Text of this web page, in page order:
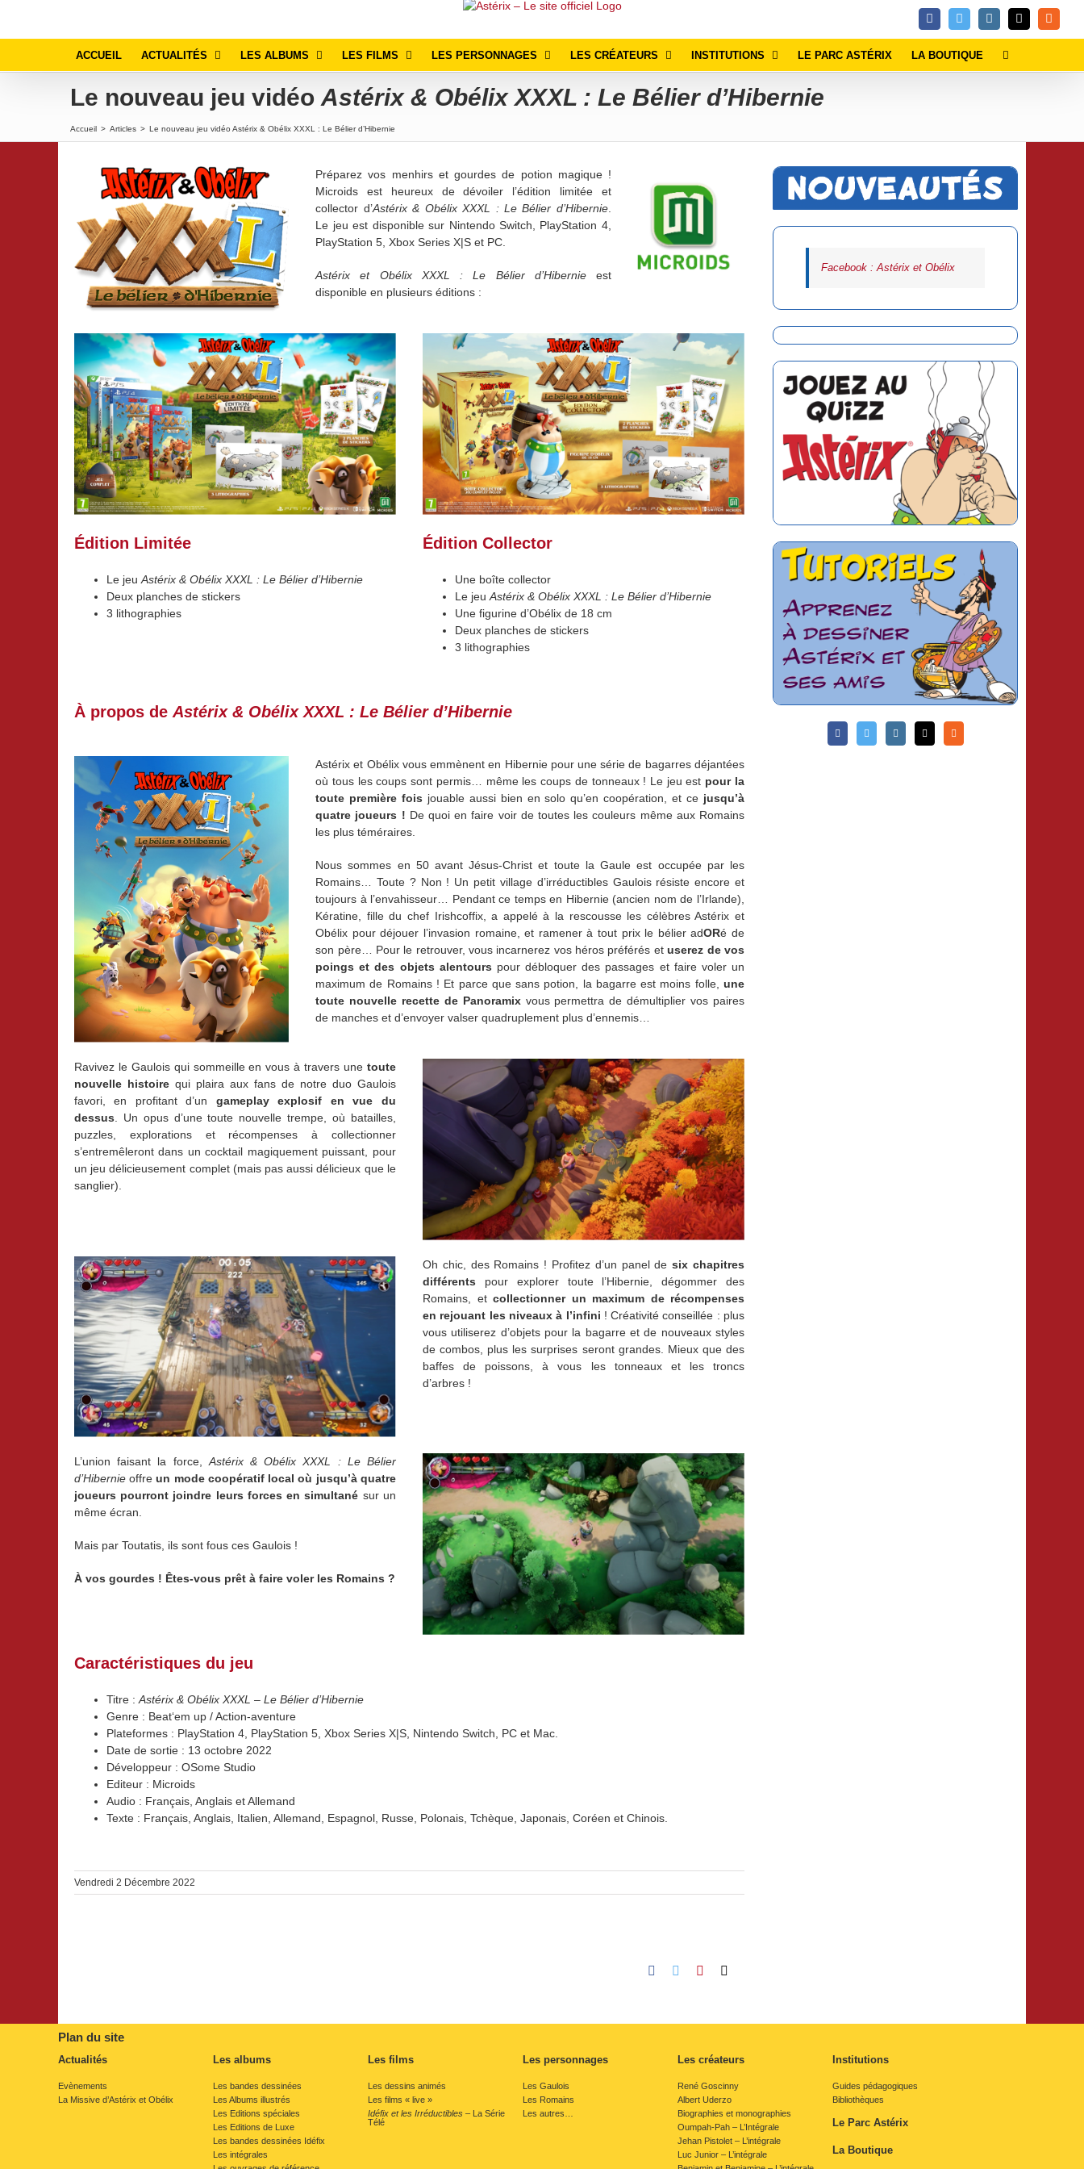
contenu
FacebookTwitterInstagramEmailRss
ACCUEIL ACTUALITÉS LES ALBUMS LES FILMS LES PERSONNAGES LES CRÉATEURS INSTITUTIONS LE PARC ASTÉRIX LA BOUTIQUE
Le nouveau jeu vidéo Astérix & Obélix XXXL : Le Bélier d’Hibernie
Accueil > Articles > Le nouveau jeu vidéo Astérix & Obélix XXXL : Le Bélier d’Hibernie
Préparez vos menhirs et gourdes de potion magique !
Microids est heureux de dévoiler l’édition limitée et
collector d’Astérix & Obélix XXXL : Le Bélier d’Hibernie.
Le jeu est disponible sur Nintendo Switch, PlayStation 4,
PlayStation 5, Xbox Series X|S et PC.
Astérix et Obélix XXXL : Le Bélier d’Hibernieest
disponible en plusieurs éditions :
Édition Limitée
Le jeu Astérix & Obélix XXXL : Le Bélier d’Hibernie
Deux planches de stickers
3 lithographies
Édition Collector
Une boîte collector
Le jeuAstérix & Obélix XXXL : Le Bélier d’Hibernie
Une figurine d’Obélix de 18 cm
Deux planches de stickers
3 lithographies
À propos de Astérix & Obélix XXXL : Le Bélier d’Hibernie
Astérix et Obélix vous emmènent en Hibernie pour une série de bagarres déjantées
où tous les coups sont permis… même les coups de tonneaux ! Le jeu est pour la
toute première fois jouable aussi bien en solo qu’en coopération, et ce jusqu’à
quatre joueurs ! De quoi en faire voir de toutes les couleurs même aux Romains
les plus téméraires.
Nous sommes en 50 avant Jésus-Christ et toute la Gaule est occupée par les
Romains… Toute ? Non ! Un petit village d’irréductibles Gaulois résiste encore et
toujours à l’envahisseur… Pendant ce temps en Hibernie (ancien nom de l’Irlande),
Kératine, fille du chef Irishcoffix, a appelé à la rescousse les célèbres Astérix et
Obélix pour déjouer l’invasion romaine, et ramener à tout prix le bélier adORé de
son père… Pour le retrouver, vous incarnerez vos héros préférés etuserez de vos
poings et des objets alentours pour débloquer des passages et faire voler un
maximum de Romains ! Et parce que sans potion, la bagarre est moins folle, une
toute nouvelle recette de Panoramix vous permettra de démultiplier vos paires
de manches et d’envoyer valser quadruplement plus d’ennemis…
Ravivez le Gaulois qui sommeille en vous à travers une toute
nouvelle histoire qui plaira aux fans de notre duo Gaulois
favori, en profitant d’un gameplay explosif en vue du
dessus. Un opus d’une toute nouvelle trempe, où batailles,
puzzles, explorations et récompenses à collectionner
s’entremêleront dans un cocktail magiquement puissant, pour
un jeu délicieusement complet (mais pas aussi délicieux que le
sanglier).
Oh chic, des Romains ! Profitez d’un panel desix chapitres
différents pour explorer toute l’Hibernie, dégommer des
Romains, etcollectionner un maximum de récompenses
en rejouant les niveaux à l’infini ! Créativité conseillée : plus
vous utiliserez d’objets pour la bagarre et de nouveaux styles
de combos, plus les surprises seront grandes. Mieux que des
baffes de poissons, à vous les tonneaux et les troncs
d’arbres !
L’union faisant la force,Astérix & Obélix XXXL : Le Bélier
d’Hibernie offreun mode coopératif local où jusqu’à quatre
joueurs pourront joindre leurs forces en simultané sur un
même écran.
Mais par Toutatis, ils sont fous ces Gaulois !
À vos gourdes ! Êtes-vous prêt à faire voler les Romains ?
Caractéristiques du jeu
Titre : Astérix & Obélix XXXL – Le Bélier d’Hibernie
Genre : Beat‘em up / Action-aventure
Plateformes : PlayStation 4, PlayStation 5, Xbox Series X|S, Nintendo Switch, PC et Mac.
Date de sortie : 13 octobre 2022
Développeur : OSome Studio
Editeur : Microids
Audio : Français, Anglais et Allemand
Texte : Français, Anglais, Italien, Allemand, Espagnol, Russe, Polonais, Tchèque, Japonais, Coréen et Chinois.
Vendredi 2 Décembre 2022
Facebook
TwitterPinterest
Facebook : Astérix et Obélix
Plan du site
Actualités
Évènements
La Missive d’Astérix et Obélix
Les albums
Les bandes dessinées
Les Albums illustrés
Les Éditions spéciales
Les Éditions de Luxe
Les bandes dessinées Idéfix
Les intégrales
Les films
Les dessins animés
Les films « live »
Idéfix et les Irréductibles – La Série
Télé
Les personnages
Les Gaulois
Les Romains
Les autres…
Les créateurs
René Goscinny
Albert Uderzo
Biographies et monographies
Oumpah-Pah – L’Intégrale
Jehan Pistolet – L’intégrale
Luc Junior – L’intégrale
Institutions
Guides pédagogiques
Bibliothèques
Le Parc Astérix
La Boutique